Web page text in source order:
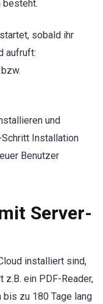
besteht.
sobald ihr
aufruft:
und
Installation
Benutzer
Server-
installiert sind,
z.B. ein PDF-Reader,
zu 180 Tage lang